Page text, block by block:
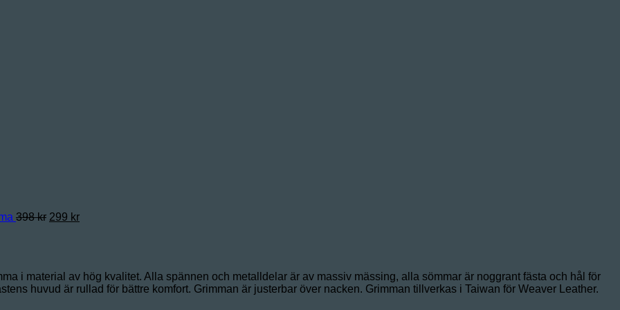
398kr Det
299 krDet
i material av hög kvalitet. Alla spännen och metalldelar är av massiv mässing, alla sömmar är noggrant fästa och hål för
huvud är rullad för bättre komfort. Grimman är justerbar över nacken. Grimman tillverkas i Taiwan för Weaver Leather.